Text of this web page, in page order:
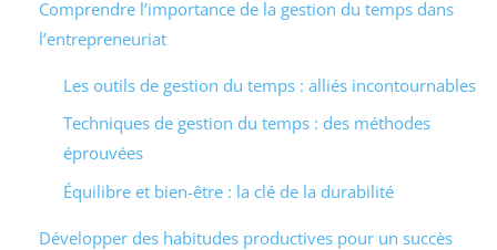
Comprendre l’importance de la gestion du temps dans
l’entrepreneuriat
Les outils de gestion du temps : alliés incontournables
Techniques de gestion du temps : des méthodes
éprouvées
Équilibre et bien-être : la clé de la durabilité
Développer des habitudes productives pour un succès